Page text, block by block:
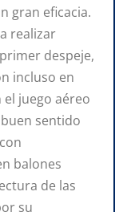
gran eficacia.
realizar
despeje,
incluso en
el juego aéreo
sentido
balones
de las
su